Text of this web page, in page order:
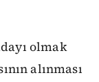
olmak
alınması